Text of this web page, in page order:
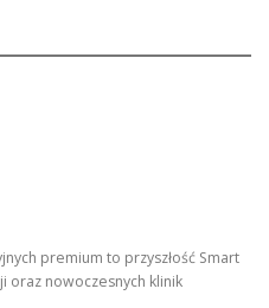
premium to przyszłość Smart
oraz nowoczesnych klinik